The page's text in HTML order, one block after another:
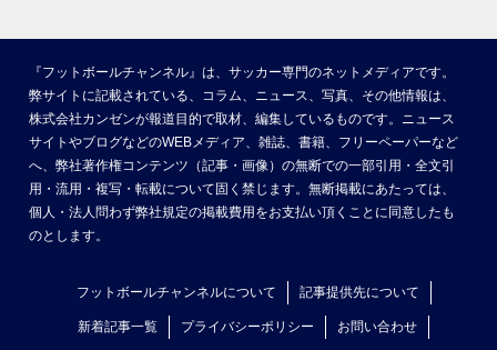
『フットボールチャンネル』は、サッカー専門のネットメディアです。
弊サイトに記載されている、コラム、ニュース、写真、その他情報は、
株式会社カンゼンが報道目的で取材、編集しているものです。ニュース
サイトやブログなどのWEBメディア、雑誌、書籍、フリーペーパーなど
へ、弊社著作権コンテンツ（記事・画像）の無断での一部引用・全文引
用・流用・複写・転載について固く禁じます。無断掲載にあたっては、
個人・法人問わず弊社規定の掲載費用をお支払い頂くことに同意したも
のとします。
フットボールチャンネルについて 記事提供先について
新着記事一覧 プライバシーポリシー お問い合わせ